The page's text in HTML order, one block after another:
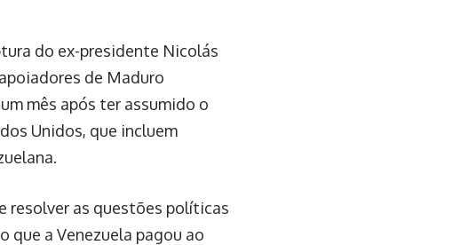
do ex-presidente Nicolás
de Maduro
mês após ter assumido o
Unidos, que incluem
resolver as questões políticas
que a Venezuela pagou ao